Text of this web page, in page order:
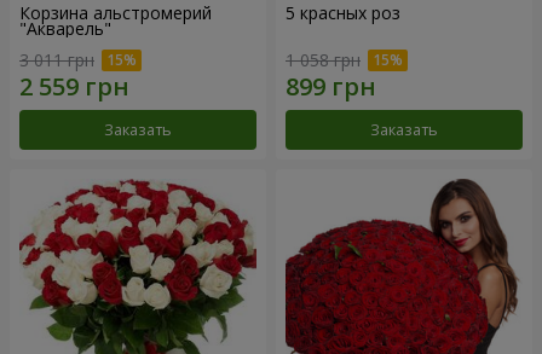
Корзина альстромерий
"Акварель"
3 011 грн
Заказать
5 красных роз
1 058 грн
Заказать